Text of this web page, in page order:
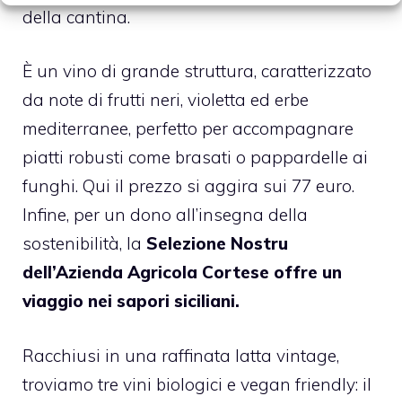
della cantina.
È un vino di grande struttura, caratterizzato
da note di frutti neri, violetta ed erbe
mediterranee, perfetto per accompagnare
piatti robusti come brasati o pappardelle ai
funghi. Qui il prezzo si aggira sui 77 euro.
Infine, per un dono all’insegna della
sostenibilità, la Selezione Nostru
dell’Azienda Agricola Cortese offre un
viaggio nei sapori siciliani.
Racchiusi in una raffinata latta vintage,
troviamo tre vini biologici e vegan friendly: il